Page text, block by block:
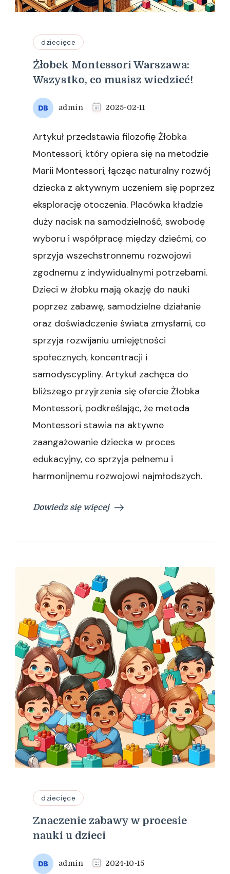
dziecięce
Żłobek Montessori Warszawa:
Wszystko, co musisz wiedzieć!
admin 2025-02-11
Artykuł przedstawia filozofię Żłobka
Montessori, który opiera się na metodzie
Marii Montessori, łącząc naturalny rozwój
dziecka z aktywnym uczeniem się poprzez
eksplorację otoczenia. Placówka kładzie
duży nacisk na samodzielność, swobodę
wyboru i współpracę między dziećmi, co
sprzyja wszechstronnemu rozwojowi
zgodnemu z indywidualnymi potrzebami.
Dzieci w żłobku mają okazję do nauki
poprzez zabawę, samodzielne działanie
oraz doświadczenie świata zmysłami, co
sprzyja rozwijaniu umiejętności
społecznych, koncentracji i
samodyscypliny. Artykuł zachęca do
bliższego przyjrzenia się ofercie Żłobka
Montessori, podkreślając, że metoda
Montessori stawia na aktywne
zaangażowanie dziecka w proces
edukacyjny, co sprzyja pełnemu i
harmonijnemu rozwojowi najmłodszych.
Dowiedz się więcej
dziecięce
Znaczenie zabawy w procesie
nauki u dzieci
admin 2024-10-15